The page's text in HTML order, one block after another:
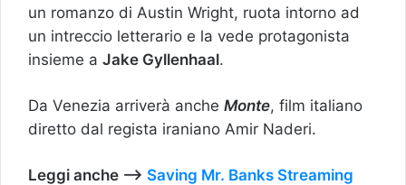
un romanzo di Austin Wright, ruota intorno ad
un intreccio letterario e la vede protagonista
insieme a Jake Gyllenhaal.
Da Venezia arriverà anche Monte, film italiano
diretto dal regista iraniano Amir Naderi.
Leggi anche —> Saving Mr. Banks Streaming